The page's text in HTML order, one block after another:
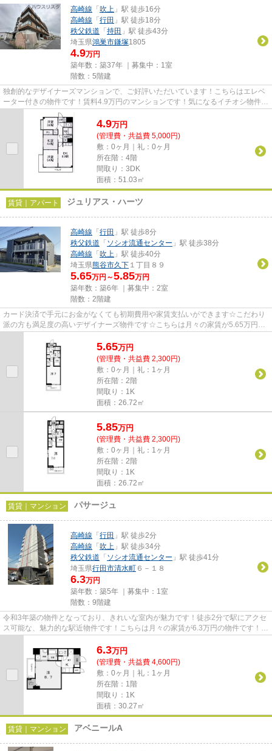
高崎線 「 吹上 」駅 徒歩16分
高崎線 「 行田 」駅 徒歩18分
秩父鉄道 「 持田 」駅 徒歩43分
埼玉県鴻巣市鎌塚1805
4.9万円
築年数：築37年 ｜募集中： 1室
階数：5階建
独創的なデザイナーズマンションで、ご好評いただいています！こちらはエレベ
ーター付きの物件です！賃料4.9万円のマンションです！気になるイチオシ物件情
報：「センチュリー吹上」！...
4.9万円
(管理費・共益費 5,000円)
敷：0ヶ月｜礼：0ヶ月
所在階：4階
間取り：3DK
面積：51.03㎡
賃貸｜アパート ジュリアス・ハーツ
高崎線 「 行田 」駅 徒歩8分
秩父鉄道 「 ソシオ流通センター 」駅 徒歩38分
高崎線 「 吹上 」駅 徒歩40分
埼玉県熊谷市久下 １丁目８９
5.65万円～5.85万円
築年数：築6年 ｜募集中： 2室
階数：2階建
カード決済で手元にお金がなくても初期費用や家賃支払いができます☆こだわり
派の方も満足度の高いデザイナーズ物件です☆こちらは月々の家賃が5.65万円の
5.65万円
(管理費・共益費 2,300円)
敷：0ヶ月｜礼：1ヶ月
所在階：2階
間取り：1K
面積：26.72㎡
5.85万円
(管理費・共益費 2,300円)
敷：0ヶ月｜礼：1ヶ月
所在階：2階
間取り：1K
面積：26.72㎡
賃貸｜マンション パサージュ
高崎線 「 行田 」駅 徒歩2分
高崎線 「 吹上 」駅 徒歩34分
秩父鉄道 「 ソシオ流通センター 」駅 徒歩41分
埼玉県行田市清水町 ６－１８
6.3万円
築年数：築5年 ｜募集中： 1室
階数：9階建
令和3年築の物件となっており、きれいな室内が魅力です！徒歩2分で駅にアクセ
ス可能な、魅力的な駅近物件です！こちらは月々の家賃が6.3万円の物件です！
6.3万円
(管理費・共益費 4,600円)
敷：0ヶ月｜礼：1ヶ月
所在階：1階
間取り：1K
面積：30.27㎡
賃貸｜マンション アベニールA